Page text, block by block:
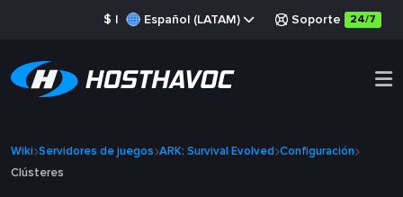
$ | Español (LATAM) Soporte 24/7
Wiki Servidores de juegos ARK: Survival Evolved Configuración
Clústeres